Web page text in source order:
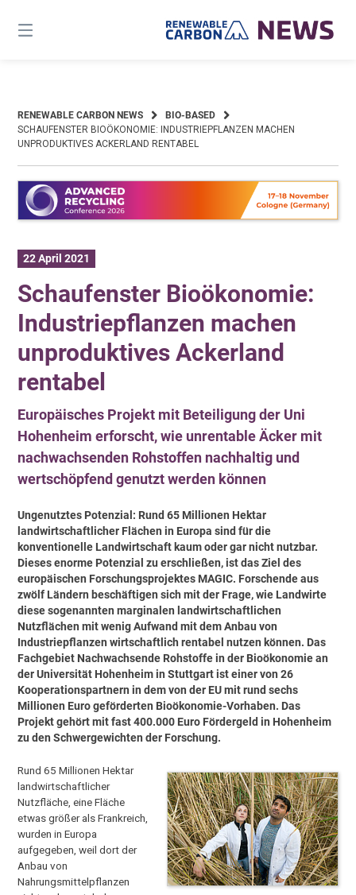
content
RENEWABLE CARBON NEWS
BIO-BASED
SCHAUFENSTER BIOÖKONOMIE: INDUSTRIEPFLANZEN MACHEN
UNPRODUKTIVES ACKERLAND RENTABEL
22 April 2021
Schaufenster Bioökonomie:
Industriepflanzen machen
unproduktives Ackerland
rentabel
Europäisches Projekt mit Beteiligung der Uni
Hohenheim erforscht, wie unrentable Äcker mit
nachwachsenden Rohstoffen nachhaltig und
wertschöpfend genutzt werden können
Ungenutztes Potenzial: Rund 65 Millionen Hektar
landwirtschaftlicher Flächen in Europa sind für die
konventionelle Landwirtschaft kaum oder gar nicht nutzbar.
Dieses enorme Potenzial zu erschließen, ist das Ziel des
europäischen Forschungsprojektes MAGIC. Forschende aus
zwölf Ländern beschäftigen sich mit der Frage, wie Landwirte
diese sogenannten marginalen landwirtschaftlichen
Nutzflächen mit wenig Aufwand mit dem Anbau von
Industriepflanzen wirtschaftlich rentabel nutzen können. Das
Fachgebiet Nachwachsende Rohstoffe in der Bioökonomie an
der Universität Hohenheim in Stuttgart ist einer von 26
Kooperationspartnern in dem von der EU mit rund sechs
Millionen Euro geförderten Bioökonomie-Vorhaben. Das
Projekt gehört mit fast 400.000 Euro Fördergeld in Hohenheim
zu den Schwergewichten der Forschung.
Rund 65 Millionen Hektar
landwirtschaftlicher
Nutzfläche, eine Fläche
etwas größer als Frankreich,
wurden in Europa
aufgegeben, weil dort der
Anbau von
Nahrungsmittelpflanzen